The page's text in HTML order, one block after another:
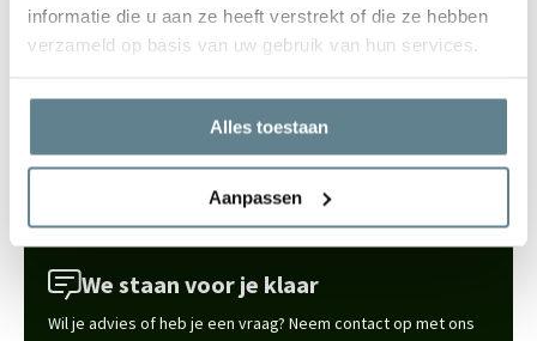
informatie die u aan ze heeft verstrekt of die ze hebben
verzameld op basis van uw gebruik van hun services.
Alles toestaan
Aanpassen
alles wordt netjes en naadloos afgewerkt. Wist je dat inmiddels al
veel mensen de polyester plantenbakken al in de tuin hebben
We staan voor je klaar
Wil je advies of heb je een vraag? Neem contact op met ons